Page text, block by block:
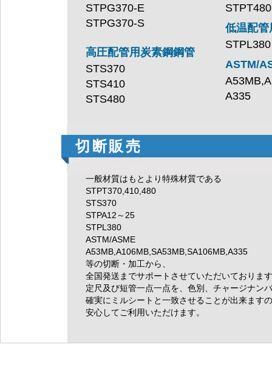
STPG370-E
STPG370-S
高圧配管用炭素鋼鋼管
STS370
STS410
STS480
STPT480
低温配管
STPL380
ASTM/
A335
切断販売
一般材質はもとより特殊材質である
STPT370,410,480
STS370
STPA12～25
STPL380
ASTM/ASME
A53MB,A106MB,SA53MB,SA106MB,A335
等の切断・加工から、
全国発送までサポートさせていただいておりま
定尺及び短管一点一点を、色別、チャージナン
確実にミルシートと一致させることが出来ます
安心してご利用いただけます。